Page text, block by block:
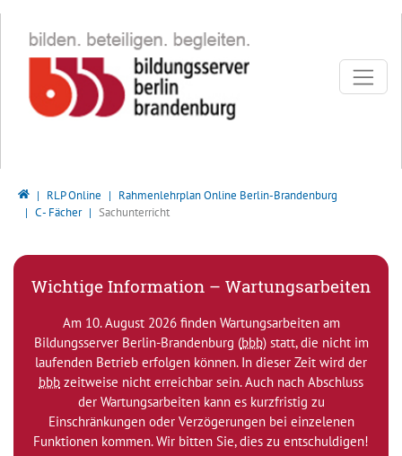
Bildungsserver Berlin - Brandenburg
RLP Online
Rahmenlehrplan Online Berlin-Brandenburg
C - Fächer
Sachunterricht
Wichtige Information – Wartungsarbeiten
Am 10. August 2026 finden Wartungsarbeiten am
Bildungsserver Berlin-Brandenburg (bbb) statt, die nicht im
laufenden Betrieb erfolgen können. In dieser Zeit wird der
bbb zeitweise nicht erreichbar sein. Auch nach Abschluss
der Wartungsarbeiten kann es kurzfristig zu
Einschränkungen oder Verzögerungen bei einzelenen
Funktionen kommen. Wir bitten Sie, dies zu entschuldigen!